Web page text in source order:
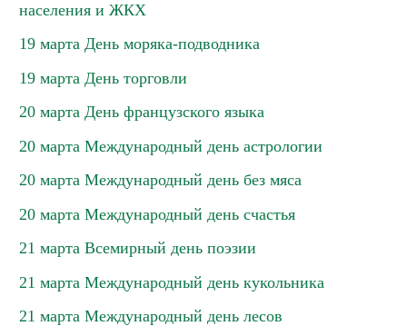
населения и ЖКХ
19 марта День моряка-подводника
19 марта День торговли
20 марта День французского языка
20 марта Международный день астрологии
20 марта Международный день без мяса
20 марта Международный день счастья
21 марта Всемирный день поэзии
21 марта Международный день кукольника
21 марта Международный день лесов